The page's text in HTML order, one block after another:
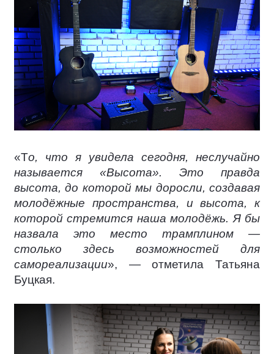
«То, что я увидела сегодня, неслучайно
называется «Высота». Это правда
высота, до которой мы доросли, создавая
молодёжные пространства, и высота, к
которой стремится наша молодёжь. Я бы
назвала это место трамплином —
столько здесь возможностей для
самореализации», — отметила Татьяна
Буцкая.